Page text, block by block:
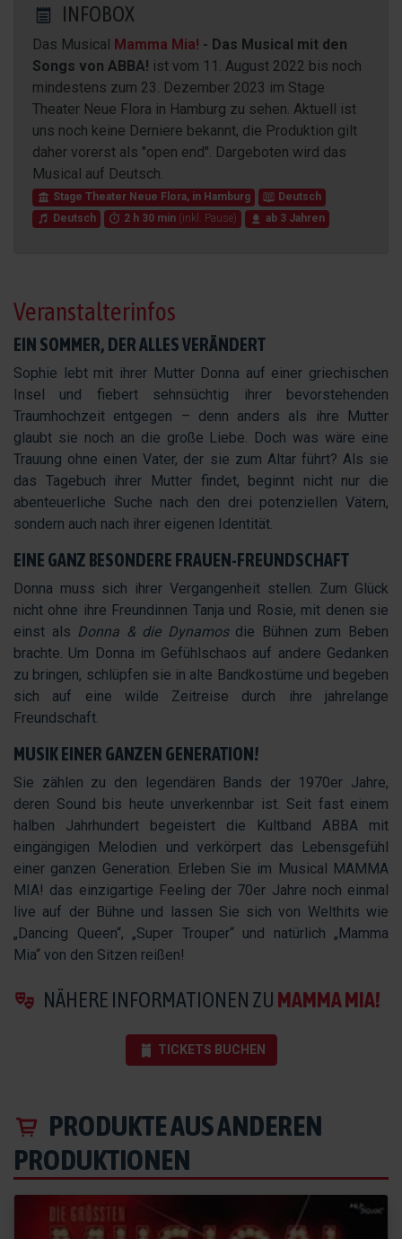
INFOBOX
Das Musical Mamma Mia! - Das Musical mit den
Songs von ABBA! ist vom 11. August 2022 bis noch
mindestens zum 23. Dezember 2023 im Stage
Theater Neue Flora in Hamburg zu sehen. Aktuell ist
uns noch keine Derniere bekannt, die Produktion gilt
daher vorerst als "open end". Dargeboten wird das
Musical auf Deutsch.
Stage Theater Neue Flora, in Hamburg
Deutsch
Deutsch
2 h 30 min (inkl. Pause) ab 3 Jahren
Veranstalterinfos
EIN SOMMER, DER ALLES VERÄNDERT
Sophie lebt mit ihrer Mutter Donna auf einer griechischen
Insel und fiebert sehnsüchtig ihrer bevorstehenden
Traumhochzeit entgegen – denn anders als ihre Mutter
glaubt sie noch an die große Liebe. Doch was wäre eine
Trauung ohne einen Vater, der sie zum Altar führt? Als sie
das Tagebuch ihrer Mutter findet, beginnt nicht nur die
abenteuerliche Suche nach den drei potenziellen Vätern,
sondern auch nach ihrer eigenen Identität.
EINE GANZ BESONDERE FRAUEN-FREUNDSCHAFT
Donna muss sich ihrer Vergangenheit stellen. Zum Glück
nicht ohne ihre Freundinnen Tanja und Rosie, mit denen sie
einst als Donna & die Dynamosdie Bühnen zum Beben
brachte. Um Donna im Gefühlschaos auf andere Gedanken
zu bringen, schlüpfen sie in alte Bandkostüme und begeben
sich auf eine wilde Zeitreise durch ihre jahrelange
Freundschaft.
MUSIK EINER GANZEN GENERATION!
Sie zählen zu den legendären Bands der 1970er Jahre,
deren Sound bis heute unverkennbar ist. Seit fast einem
halben Jahrhundert begeistert die Kultband ABBA mit
eingängigen Melodien und verkörpert das Lebensgefühl
einer ganzen Generation. Erleben Sie im Musical MAMMA
MIA! das einzigartige Feeling der 70er Jahre noch einmal
live auf der Bühne und lassen Sie sich von Welthits wie
„Dancing Queen“, „Super Trouper“ und natürlich „Mamma
Mia“ von den Sitzen reißen!
NÄHERE INFORMATIONEN ZU MAMMA MIA!
TICKETS BUCHEN
PRODUKTE AUS ANDEREN
PRODUKTIONEN